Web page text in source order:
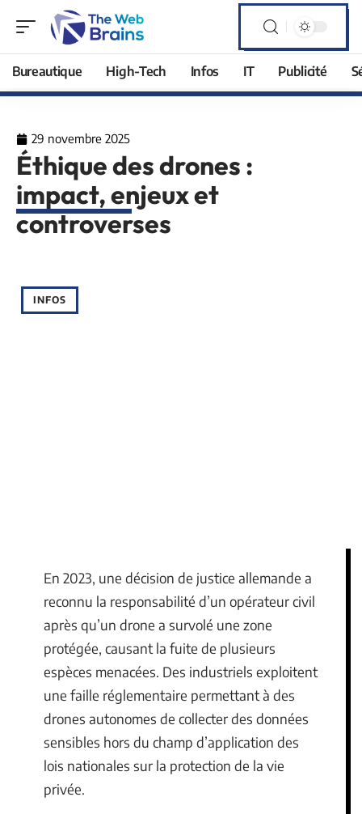
Bureautique High-Tech Infos IT Publicité
29 novembre 2025
Éthique des drones :
impact, enjeux et
controverses
INFOS
En 2023, une décision de justice allemande a
reconnu la responsabilité d’un opérateur civil
après qu’un drone a survolé une zone
protégée, causant la fuite de plusieurs
espèces menacées. Des industriels exploitent
une faille réglementaire permettant à des
drones autonomes de collecter des données
sensibles hors du champ d’application des
lois nationales sur la protection de la vie
privée.